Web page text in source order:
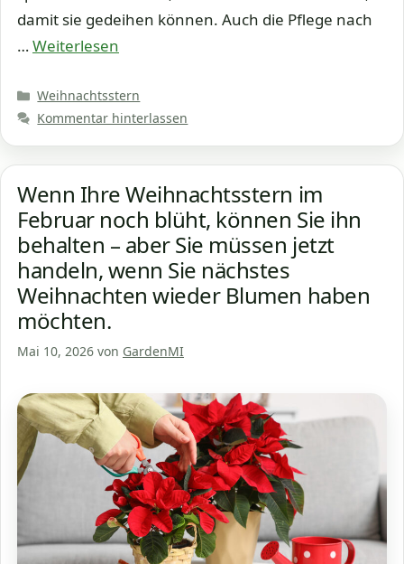
damit sie gedeihen können. Auch die Pflege nach
…Weiterlesen
Kategorien
Weihnachtsstern
Kommentar hinterlassen
Wenn Ihre Weihnachtsstern im
Februar noch blüht, können Sie ihn
behalten – aber Sie müssen jetzt
handeln, wenn Sie nächstes
Weihnachten wieder Blumen haben
möchten.
Mai 10, 2026 von GardenMI